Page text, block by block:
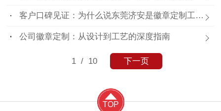
客户口碑见证：为什么说东莞济安是徽章定制工厂里的“实力派”？
公司徽章定制：从设计到工艺的深度指南
1 / 10 下一页
TOP